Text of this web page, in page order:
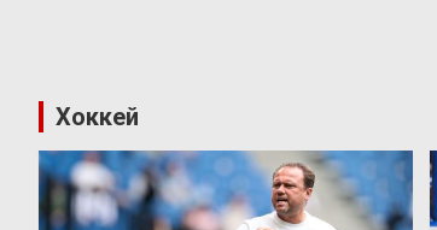
Хоккей